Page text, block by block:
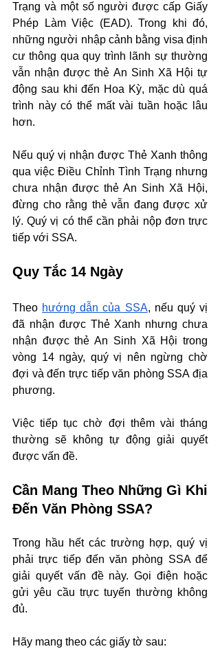
Trạng và một số người được cấp Giấy
Phép Làm Việc (EAD). Trong khi đó,
những người nhập cảnh bằng visa định
cư thông qua quy trình lãnh sự thường
vẫn nhận được thẻ An Sinh Xã Hội tự
động sau khi đến Hoa Kỳ, mặc dù quá
trình này có thể mất vài tuần hoặc lâu
hơn.
Nếu quý vị nhận được Thẻ Xanh thông
qua việc Điều Chỉnh Tình Trạng nhưng
chưa nhận được thẻ An Sinh Xã Hội,
đừng cho rằng thẻ vẫn đang được xử
lý. Quý vị có thể cần phải nộp đơn trực
tiếp với SSA.
Quy Tắc 14 Ngày
Theo hướng dẫn của SSA, nếu quý vị
đã nhận được Thẻ Xanh nhưng chưa
nhận được thẻ An Sinh Xã Hội trong
vòng 14 ngày, quý vị nên ngừng chờ
đợi và đến trực tiếp văn phòng SSA địa
phương.
Việc tiếp tục chờ đợi thêm vài tháng
thường sẽ không tự động giải quyết
được vấn đề.
Cần Mang Theo Những Gì Khi
Đến Văn Phòng SSA?
Trong hầu hết các trường hợp, quý vị
phải trực tiếp đến văn phòng SSA để
giải quyết vấn đề này. Gọi điện hoặc
gửi yêu cầu trực tuyến thường không
đủ.
Hãy mang theo các giấy tờ sau: